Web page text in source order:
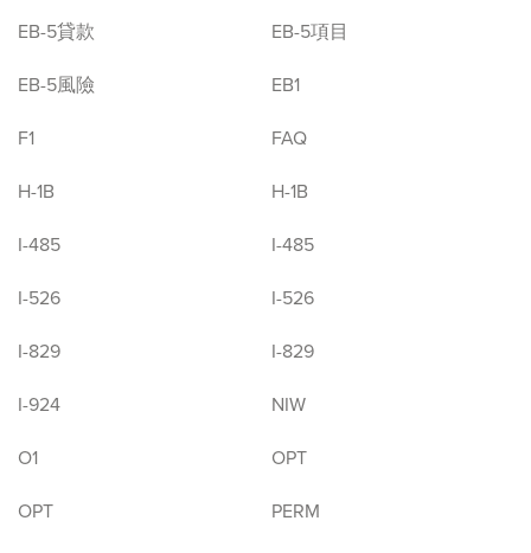
EB-5貸款
EB-5項目
EB-5風險
EB1
F1
FAQ
H-1B
H-1B
I-485
I-485
I-526
I-526
I-829
I-829
I-924
NIW
O1
OPT
OPT
PERM